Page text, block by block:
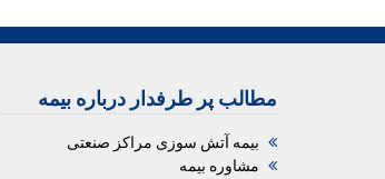
مطالب پر طرفدار درباره بیمه
بیمه آتش سوزی مراکز صنعتی
مشاوره بیمه